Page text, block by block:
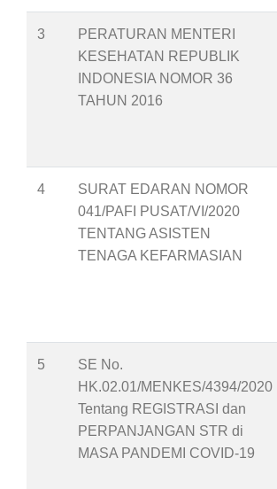
3
PERATURAN MENTERI
KESEHATAN REPUBLIK
INDONESIA NOMOR 36
TAHUN 2016
4
SURAT EDARAN NOMOR
041/PAFI PUSAT/VI/2020
TENTANG ASISTEN
TENAGA KEFARMASIAN
5
SE No.
HK.02.01/MENKES/4394/2020
Tentang REGISTRASI dan
PERPANJANGAN STR di
MASA PANDEMI COVID-19